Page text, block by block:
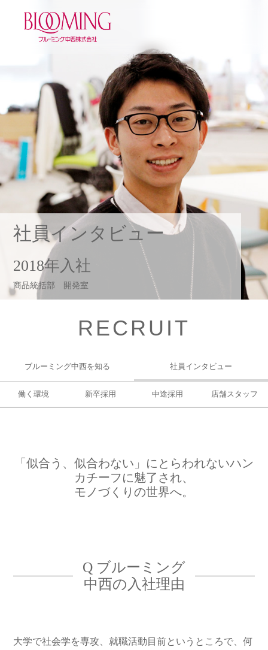
社員インタビュー
2018年入社
商品統括部 開発室
RECRUIT
ブルーミング中西を知る 社員インタビュー
働く環境 新卒採用 中途採用 店舗スタッフ
「似合う、似合わない」にとらわれないハン
カチーフに魅了され、
モノづくりの世界へ。
Q ブルーミング
中西の入社理由
大学で社会学を専攻、就職活動目前というところで、何